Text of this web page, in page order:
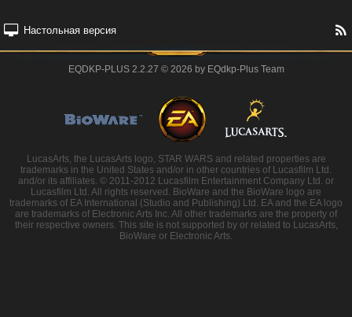
Настольная версия
EQDKP-PLUS 2.2.27 © 2026 by EQdkp-Plus Team
LucasArts, the LucasArts logo, STAR WARS and related properties are
trademarks in the United States and/or in other countries of Lucasfilm Ltd.
and/or its affiliates. © 2011-2012 Lucasfilm Entertainment Company Ltd. or
Lucasfilm Ltd. All rights reserved. BioWare and the BioWare logo are
trademarks of EA International (Studio and Publishing) Ltd. EA and the EA logo
are trademarks of Electronic Arts Inc. All other trademarks are the property of
their respective owners. This site is not supported by or related to LucasArts,
BioWare or Electronic Arts.